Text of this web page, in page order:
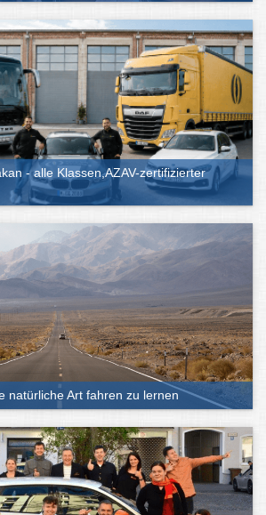
- alle Klassen,AZAV-zertifizierter
natürliche Art fahren zu lernen